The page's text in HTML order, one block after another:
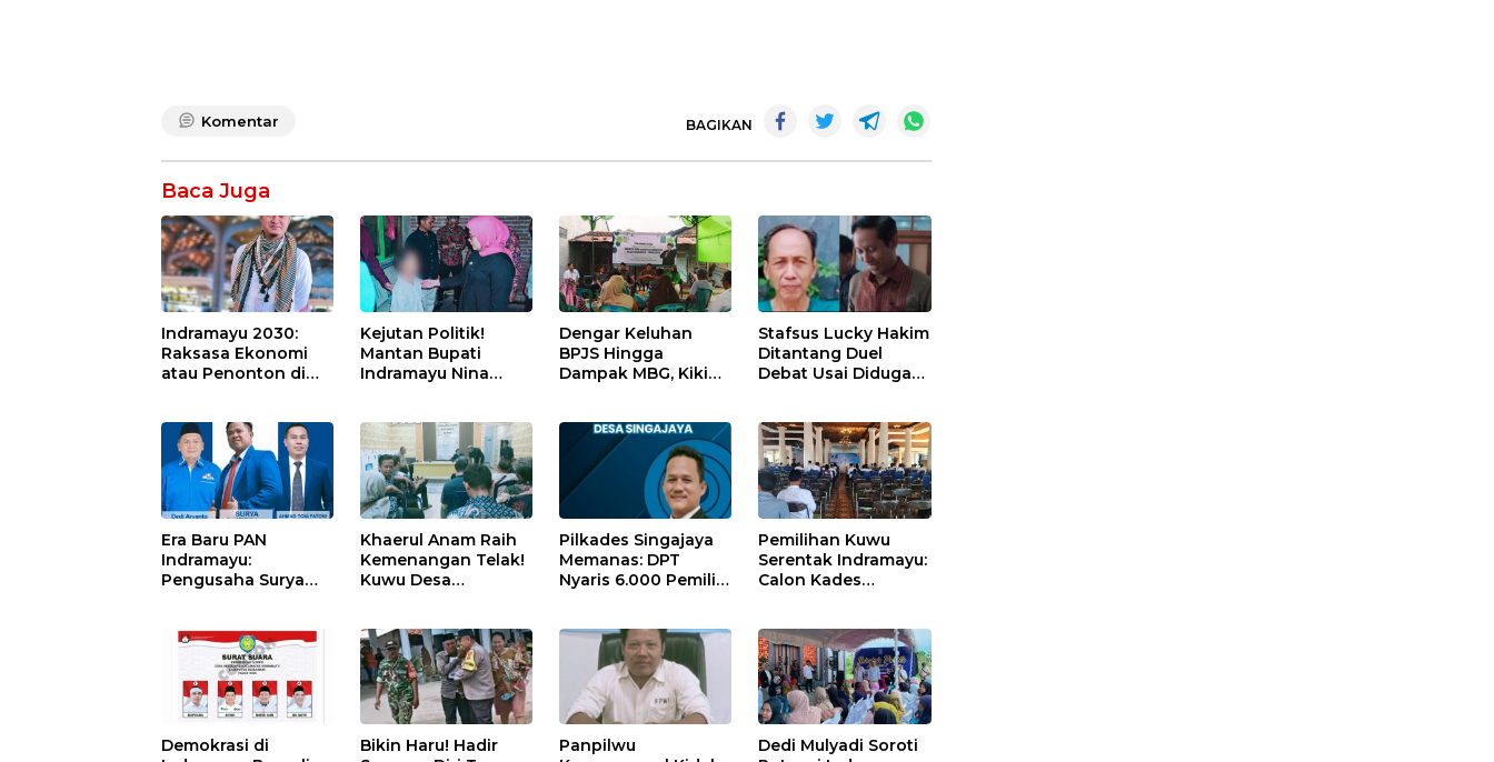
Komentar BAGIKAN
Baca Juga
Indramayu 2030:
Raksasa Ekonomi
atau Penonton di
Kejutan Politik!
Mantan Bupati
Indramayu Nina
Temui Jokowi
Dengar Keluhan
BPJS Hingga
Dampak MBG, Kiki
Rakyat di Reses
Dapil 3
Stafsus Lucky Hakim
Ditantang Duel
Debat Usai Diduga
Era Baru PAN
Indramayu:
Pengusaha Surya
Kursi DPRD Melejit!
Khaerul Anam Raih
Kemenangan Telak!
Kuwu Desa
Pilkades Singajaya
Memanas: DPT
Nyaris 6.000 Pemilih!
Cuma 1 TPS Pakai
Digital!
Pemilihan Kuwu
Serentak Indramayu:
Calon Kades
Damai dan Usung
Visi Kebangkitan
Bordir Desa
Demokrasi di
Bikin Haru! Hadir
Panpilwu
Dedi Mulyadi Soroti